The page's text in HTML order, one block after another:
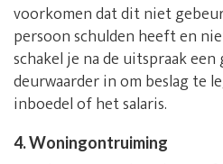
voorkomen dat dit niet
persoon schulden heeft en
schakel je na de uitspraak
deurwaarder in om beslag te
inboedel of het salaris.
4. Woningontruiming